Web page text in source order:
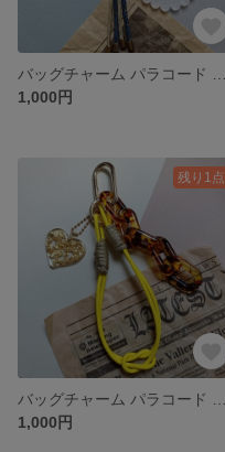
1,000円
残り1点
1,000円